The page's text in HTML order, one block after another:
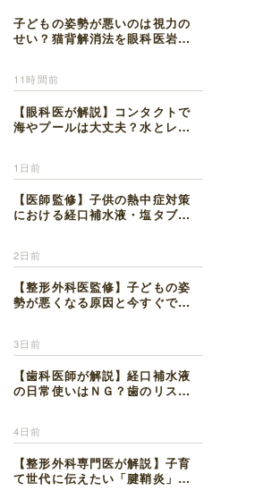
子どもの姿勢が悪いのは視力の
せい？猫背解消法を眼科医岩見
11時間前
【眼科医が解説】コンタクトで
海やプールは大丈夫？水とレン
1日前
【医師監修】子供の熱中症対策
における経口補水液・塩タブレ
2日前
【整形外科医監修】子どもの姿
勢が悪くなる原因と今すぐでき
3日前
【歯科医師が解説】経口補水液
の日常使いはＮＧ？歯のリスク
4日前
【整形外科専門医が解説】子育
て世代に伝えたい「腱鞘炎」の